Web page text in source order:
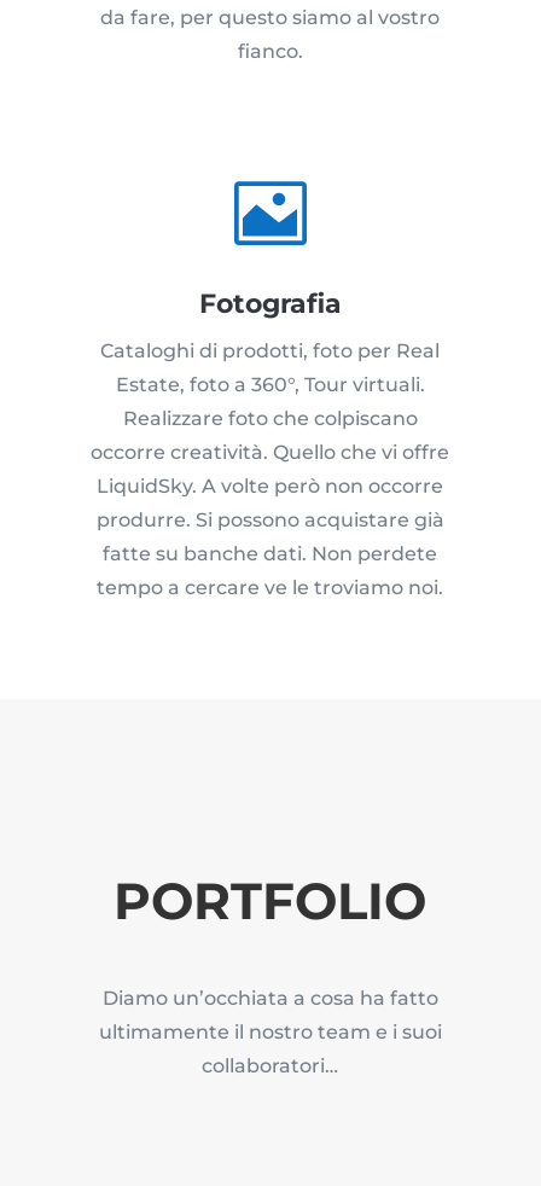
da fare, per questo siamo al vostro
fianco.

Fotografia
Cataloghi di prodotti, foto per Real
Estate, foto a 360°, Tour virtuali.
Realizzare foto che colpiscano
occorre creatività. Quello che vi offre
LiquidSky. A volte però non occorre
produrre. Si possono acquistare già
fatte su banche dati. Non perdete
tempo a cercare ve le troviamo noi.
PORTFOLIO
Diamo un’occhiata a cosa ha fatto
ultimamente il nostro team e i suoi
collaboratori…